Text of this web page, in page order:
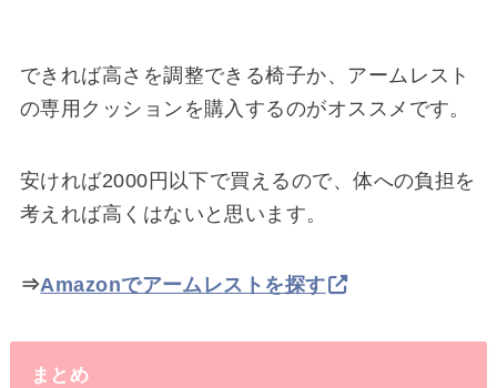
できれば高さを調整できる椅子か、アームレスト
の専用クッションを購入するのがオススメです。
安ければ2000円以下で買えるので、体への負担を
考えれば高くはないと思います。
⇒Amazonでアームレストを探す
まとめ